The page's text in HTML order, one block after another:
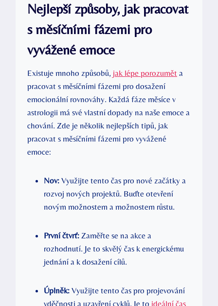
Nejlepší způsoby, jak pracovat
s měsíčními fázemi pro
vyvážené emoce
Existuje‌ mnoho způsobů, jak lépe porozumět a
pracovat‍ s měsíčními fázemi pro dosažení
emocionální rovnováhy. Každá fáze měsíce v
astrologii má své vlastní dopady na naše emoce a
chování. Zde je několik nejlepších tipů, jak⁣
pracovat s měsíčními ‍fázemi pro vyvážené ​
emoce:
Nov: Využijte tento čas pro nové začátky a
rozvoj nových​ projektů. Buďte otevření
novým ​možnostem a možnostem růstu.
První čtvrť: Zaměřte se na ⁤akce⁣ a
rozhodnutí. Je to skvělý⁤ čas⁣ k energickému
jednání a ‍k ⁤dosažení cílů.
Úplněk: Využijte ⁤tento čas pro projevování
vděčnosti a uzavření cyklů. Je to ideální čas